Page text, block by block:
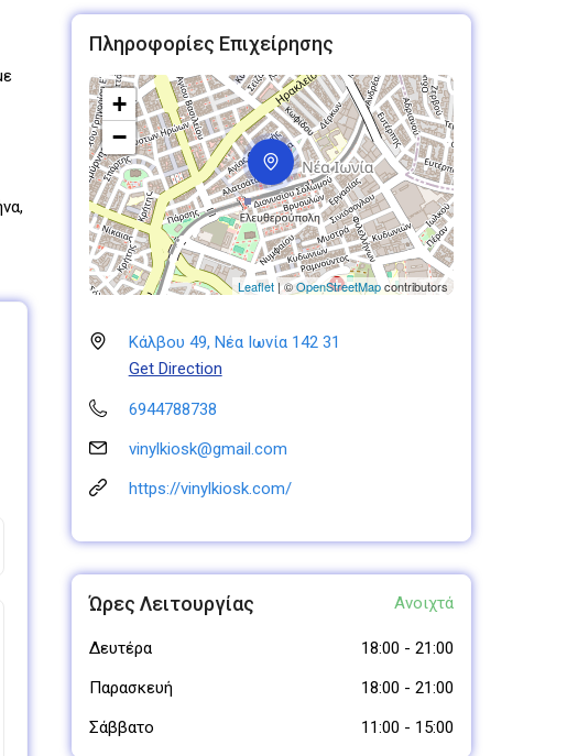
Πληροφορίες Επιχείρησης
+
−
Leaflet| ©OpenStreetMapcontributors
Κάλβου 49, Νέα Ιωνία 142 31
Get Direction
6944788738
vinylkiosk@gmail.com
https://vinylkiosk.com/
Ώρες Λειτουργίας Ανοιχτά
Δευτέρα 18:00 - 21:00
Παρασκευή
18:00 - 21:00
Σάββατο
11:00 - 15:00